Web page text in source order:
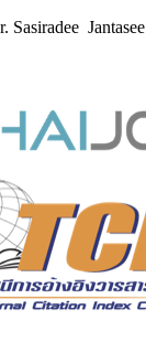
Sasiradee Jantasee